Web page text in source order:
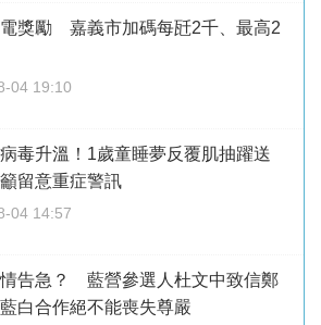
獎勵 嘉義市加碼每瓩2千、最高2
04 19:10
毒升溫！1歲童睡夢反覆肌抽躍送
留意重症警訊
04 14:57
告急？ 藍營參選人杜文中致信鄭
白合作絕不能喪失尊嚴